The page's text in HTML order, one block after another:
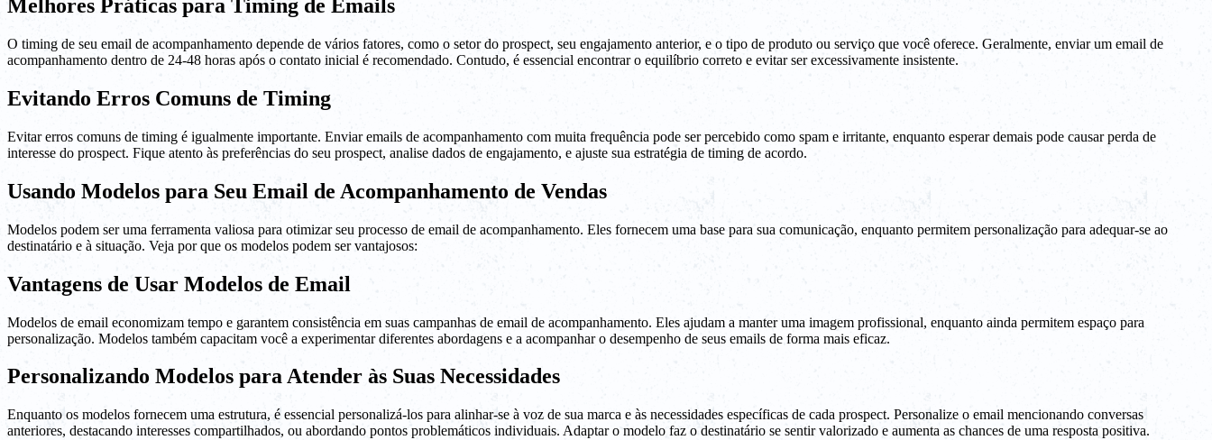
Melhores Práticas para Timing de Emails
O timing de seu email de acompanhamento depende de vários fatores, como o setor do prospect, seu engajamento anterior, e o tipo de produto ou serviço que você oferece. Geralmente, enviar um email de
acompanhamento dentro de 24-48 horas após o contato inicial é recomendado. Contudo, é essencial encontrar o equilíbrio correto e evitar ser excessivamente insistente.
Evitando Erros Comuns de Timing
Evitar erros comuns de timing é igualmente importante. Enviar emails de acompanhamento com muita frequência pode ser percebido como spam e irritante, enquanto esperar demais pode causar perda de
interesse do prospect. Fique atento às preferências do seu prospect, analise dados de engajamento, e ajuste sua estratégia de timing de acordo.
Usando Modelos para Seu Email de Acompanhamento de Vendas
Modelos podem ser uma ferramenta valiosa para otimizar seu processo de email de acompanhamento. Eles fornecem uma base para sua comunicação, enquanto permitem personalização para adequar-se ao
destinatário e à situação. Veja por que os modelos podem ser vantajosos:
Vantagens de Usar Modelos de Email
Modelos de email economizam tempo e garantem consistência em suas campanhas de email de acompanhamento. Eles ajudam a manter uma imagem profissional, enquanto ainda permitem espaço para
personalização. Modelos também capacitam você a experimentar diferentes abordagens e a acompanhar o desempenho de seus emails de forma mais eficaz.
Personalizando Modelos para Atender às Suas Necessidades
Enquanto os modelos fornecem uma estrutura, é essencial personalizá-los para alinhar-se à voz de sua marca e às necessidades específicas de cada prospect. Personalize o email mencionando conversas
anteriores, destacando interesses compartilhados, ou abordando pontos problemáticos individuais. Adaptar o modelo faz o destinatário se sentir valorizado e aumenta as chances de uma resposta positiva.